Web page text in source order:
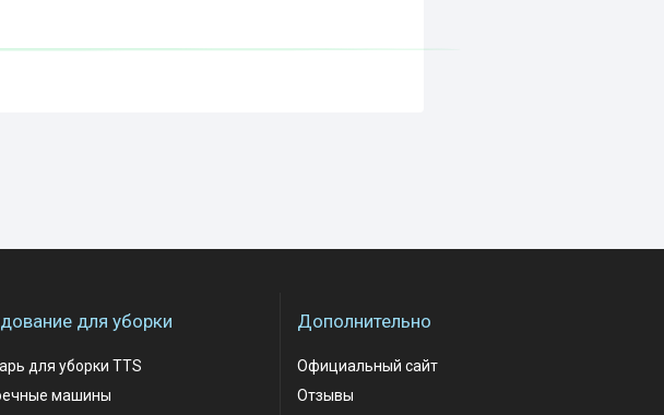
для уборки
для уборки TTS
машины
Дополнительно
Официальный сайт
Отзывы